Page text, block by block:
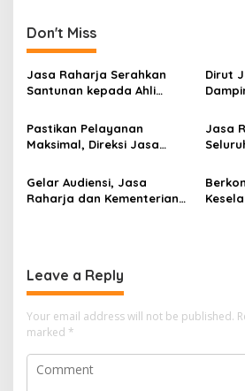
Don't Miss
Jasa Raharja Serahkan
Santunan kepada Ahli
KM Mutiara Sentosa II
Dirut
PHC
Pastikan Pelayanan
Maksimal, Direksi Jasa
Kebakaran KM Mutiara
Sentosa II
Jasa
Gelar Audiensi, Jasa
Raharja dan Kementerian
Leave a Reply
Your email address will not be published.
marked *